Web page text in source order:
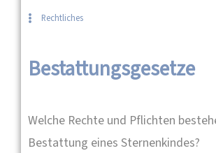
Rechtliches
Bestattungsgesetze
Welche Rechte und Pflichten
Bestattung eines Sternenkindes?